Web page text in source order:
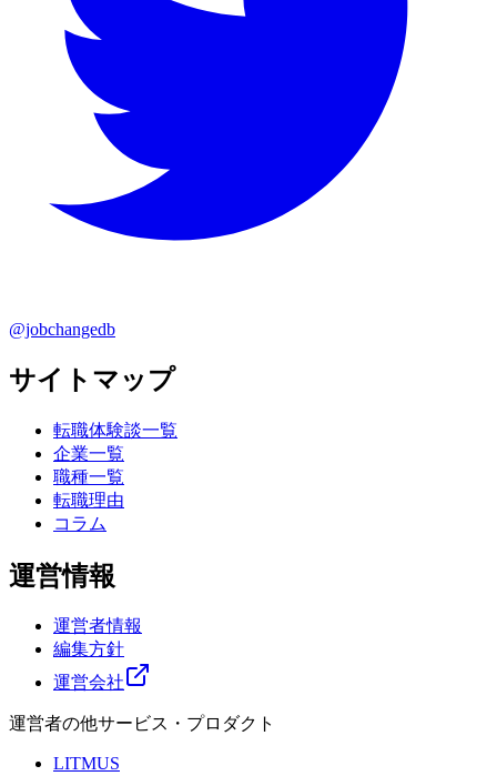
@jobchangedb
サイトマップ
転職体験談一覧
企業一覧
職種一覧
転職理由
コラム
運営情報
運営者情報
編集方針
運営会社
運営者の他サービス・プロダクト
LITMUS